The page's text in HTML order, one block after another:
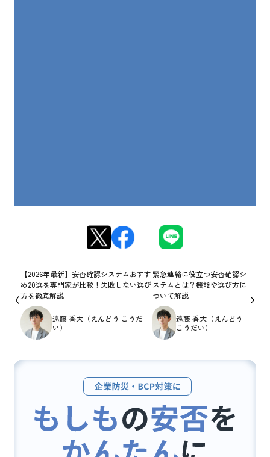
【2026年最新】安否確認システムおすす
め20選を専門家が比較！失敗しない選び
方を徹底解説
遠藤 香大（えんどう こうだ
い）
緊急連絡に役立つ安否確認シ
ステムとは？機能や選び方に
ついて解説
遠藤 香大（えんどう
こうだい）